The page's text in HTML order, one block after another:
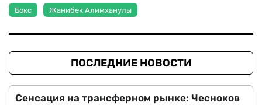
Бокс Жанибек Алимханулы
ПОСЛЕДНИЕ НОВОСТИ
Сенсация на трансферном рынке: Чесноков